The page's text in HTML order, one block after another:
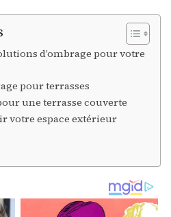
d’ombrage pour votre
pour terrasses
une terrasse couverte
votre espace extérieur